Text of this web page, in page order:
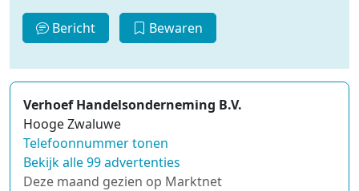
Bericht Bewaren
Verhoef Handelsonderneming B.V.
Hooge Zwaluwe
Telefoonnummer tonen
Bekijk alle 99 advertenties
Deze maand gezien op Marktnet